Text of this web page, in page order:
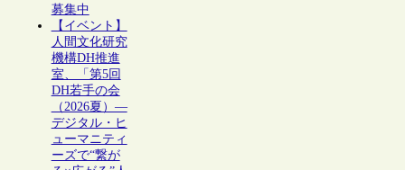
募集中
【イベント】
人間文化研究
機構DH推進
室、「第5回
DH若手の会
（2026夏）―
デジタル・ヒ
ューマニティ
ーズで“繋が